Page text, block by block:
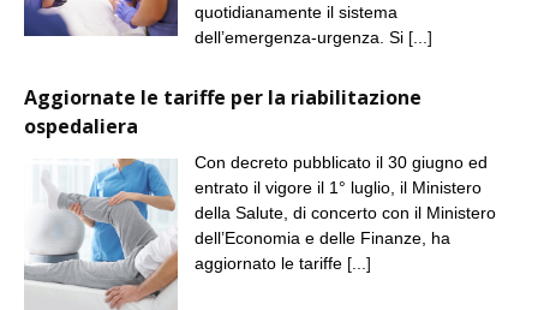
quotidianamente il sistema
dell’emergenza-urgenza. Si [...]
Aggiornate le tariffe per la riabilitazione
ospedaliera
Con decreto pubblicato il 30 giugno ed
entrato il vigore il 1° luglio, il Ministero
della Salute, di concerto con il Ministero
dell’Economia e delle Finanze, ha
aggiornato le tariffe [...]